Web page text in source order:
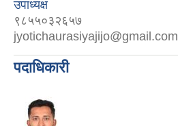
उपाध्यक्ष
९८५५०३२६५७
jyotichaurasiyajijo@gmail.com
पदाधिकारी